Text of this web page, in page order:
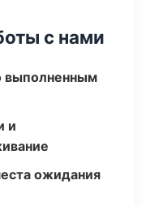
с нами
выполненным
и
ожидания